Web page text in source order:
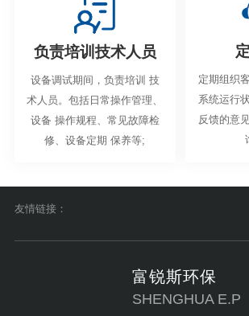
负责培训技术人员
设备调试期间，负责培训 技
术人员。包括日常操作管理、
设备 操作规程、常见故障检
修、设备定期 保养等;
定期组织
系统运行
反馈的意
友情链接：
富锐斯环保
SHENGHUA E.P